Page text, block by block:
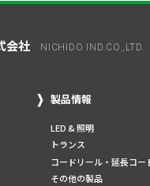
会社 NICHIDO IND.CO.,LTD.
製品情報
LED & 照明
トランス
コードリール・延長コー
その他の製品